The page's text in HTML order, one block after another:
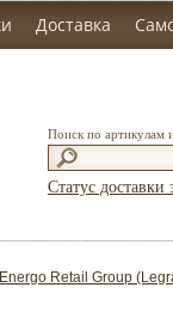
Доставка
Поиск по артикулам
Статус доставки
Energo Retail Group